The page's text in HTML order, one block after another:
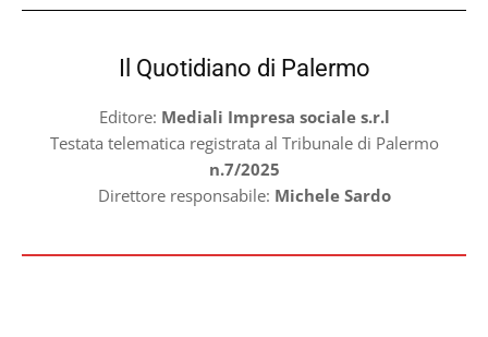
Il Quotidiano di Palermo
Editore: Mediali Impresa sociale s.r.l
Testata telematica registrata al Tribunale di Palermo
n.7/2025
Direttore responsabile: Michele Sardo